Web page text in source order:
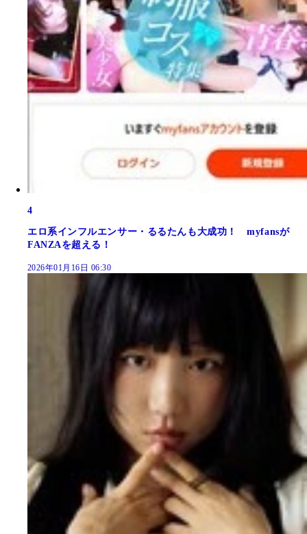
4
エロ系インフルエンサー・るるたんも大成功！ myfansが
FANZAを超える！
2026年01月16日 06:30